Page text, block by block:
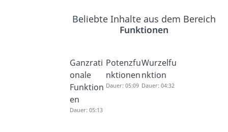
Beliebte Inhalte aus dem Bereich
Funktionen
Ganzrati
onale
Funktion
en
Dauer: 05:13
Potenzfu
nktionen
Dauer: 05:09
Wurzelfu
nktion
Dauer: 04:32